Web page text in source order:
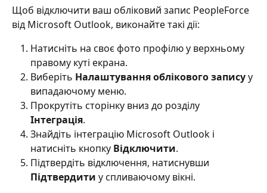
Щоб відключити ваш обліковий запис PeopleForce
від Microsoft Outlook, виконайте такі дії:
Натисніть на своє фото профілю у верхньому
правому куті екрана.
Виберіть Налаштування облікового запису у
випадаючому меню.
Прокрутіть сторінку вниз до розділу
Інтеграція.
Знайдіть інтеграцію Microsoft Outlook і
натисніть кнопку Відключити.
Підтвердіть відключення, натиснувши
Підтвердити у спливаючому вікні.